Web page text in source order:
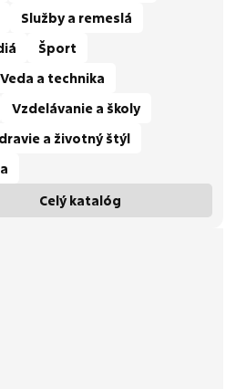
Služby a remeslá
Šport
Veda a technika
Vzdelávanie a školy
a životný štýl
Celý katalóg